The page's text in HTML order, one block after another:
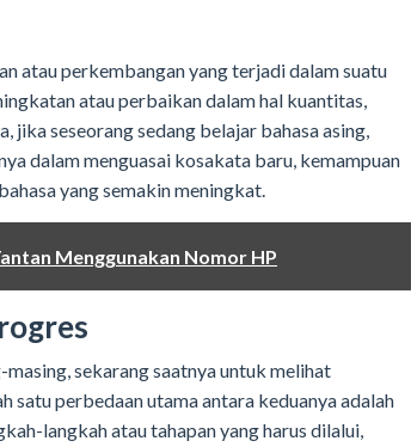
atau perkembangan yang terjadi dalam suatu
atau perbaikan dalam hal kuantitas,
jika seseorang sedang belajar bahasa asing,
dalam menguasai kosakata baru, kemampuan
yang semakin meningkat.
Menggunakan Nomor HP
sekarang saatnya untuk melihat
satu perbedaan utama antara keduanya adalah
langkah atau tahapan yang harus dilalui,